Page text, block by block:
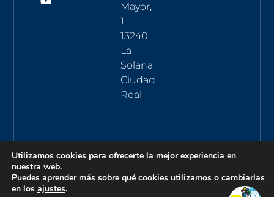
Mayor,
1,
13240
La
Solana,
Ciudad
Real
Utilizamos cookies para ofrecerte la mejor experiencia en
nuestra web.
Puedes aprender más sobre qué cookies utilizamos o cambiarlas
en los ajustes.